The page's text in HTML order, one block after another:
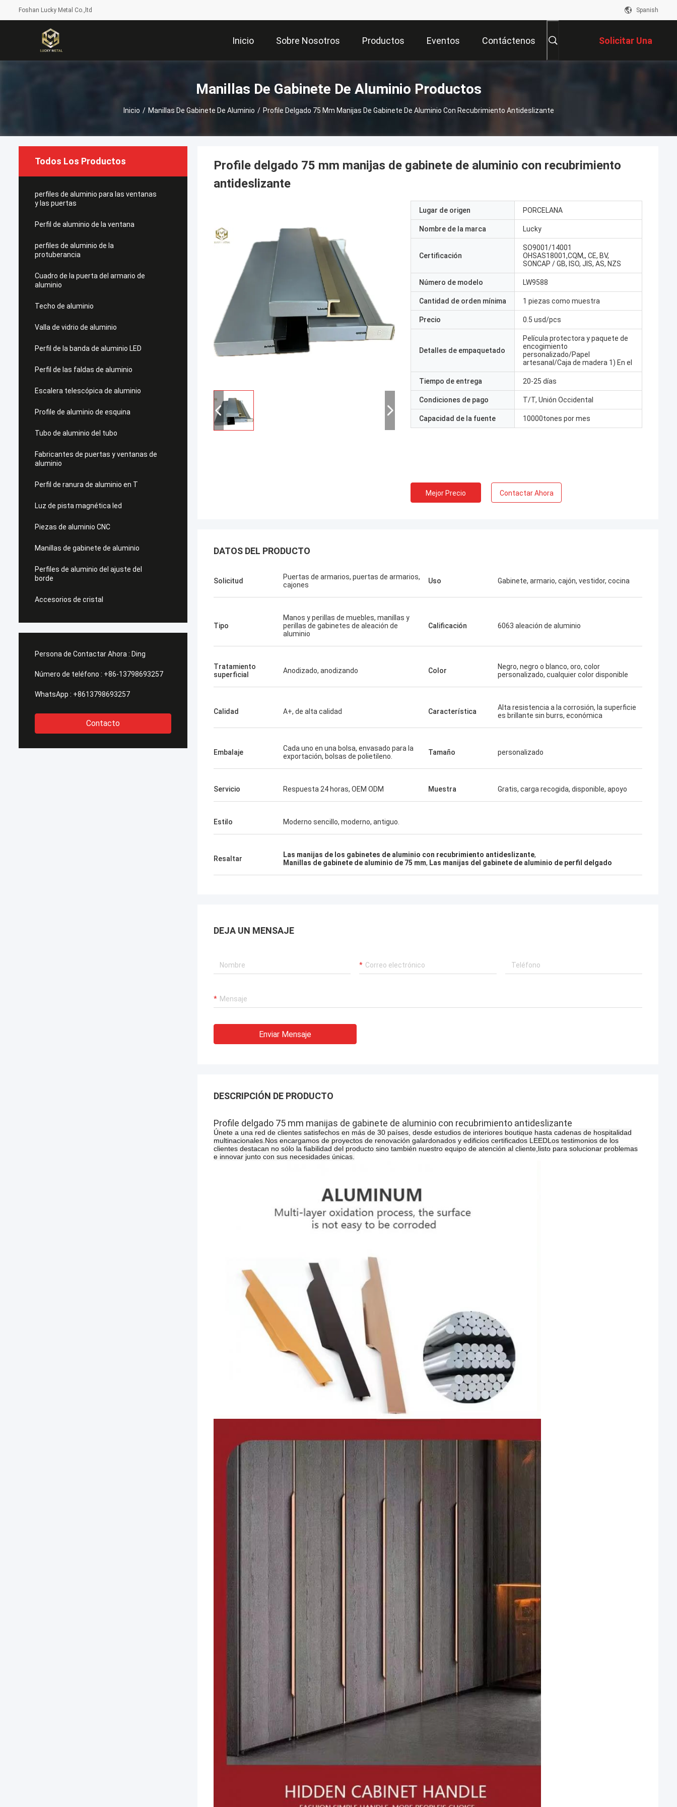
Foshan Lucky Metal Co.,ltd Spanish
Inicio Sobre Nosotros Productos Eventos Contáctenos Solicitar Una
Cotización
Manillas De Gabinete De Aluminio Productos
Inicio / Manillas De Gabinete De Aluminio / Profile Delgado 75 Mm Manijas De Gabinete De Aluminio Con Recubrimiento Antideslizante
Todos Los Productos
perfiles de aluminio para las ventanas
y las puertas
Perfil de aluminio de la ventana
perfiles de aluminio de la
protuberancia
Cuadro de la puerta del armario de
aluminio
Techo de aluminio
Valla de vidrio de aluminio
Perfil de la banda de aluminio LED
Perfil de las faldas de aluminio
Escalera telescópica de aluminio
Profile de aluminio de esquina
Tubo de aluminio del tubo
Fabricantes de puertas y ventanas de
aluminio
Perfil de ranura de aluminio en T
Luz de pista magnética led
Piezas de aluminio CNC
Manillas de gabinete de aluminio
Perfiles de aluminio del ajuste del
borde
Accesorios de cristal
Persona de Contactar Ahora : Ding
Número de teléfono : +86-13798693257
WhatsApp : +8613798693257
Contacto
Profile delgado 75 mm manijas de gabinete de aluminio con recubrimiento
antideslizante
Lugar de origen PORCELANA
Nombre de la marca Lucky
Certificación
SO9001/14001
OHSAS18001,CQM,, CE, BV,
SONCAP / GB, ISO, JIS, AS, NZS
Número de modelo LW9588
Cantidad de orden mínima 1 piezas como muestra
Precio 0.5 usd/pcs
Detalles de empaquetado
Película protectora y paquete de
encogimiento
personalizado/Papel
artesanal/Caja de madera 1) En el
Tiempo de entrega 20-25 días
Condiciones de pago T/T, Unión Occidental
Capacidad de la fuente 10000tones por mes
Mejor Precio Contactar Ahora
DATOS DEL PRODUCTO
Solicitud
Puertas de armarios, puertas de armarios,
cajones
Uso Gabinete, armario, cajón, vestidor, cocina
Tipo
Manos y perillas de muebles, manillas y
perillas de gabinetes de aleación de
aluminio
Calificación 6063 aleación de aluminio
Tratamiento
superficial
Anodizado, anodizando Color
Negro, negro o blanco, oro, color
personalizado, cualquier color disponible
Calidad A+, de alta calidad Característica
Alta resistencia a la corrosión, la superficie
es brillante sin burrs, económica
Embalaje
Cada uno en una bolsa, envasado para la
exportación, bolsas de polietileno.
Tamaño personalizado
Servicio Respuesta 24 horas, OEM ODM Muestra Gratis, carga recogida, disponible, apoyo
Estilo Moderno sencillo, moderno, antiguo.
Resaltar Las manijas de los gabinetes de aluminio con recubrimiento antideslizante,
Manillas de gabinete de aluminio de 75 mm, Las manijas del gabinete de aluminio de perfil delgado
DEJA UN MENSAJE
Enviar Mensaje
DESCRIPCIÓN DE PRODUCTO
Profile delgado 75 mm manijas de gabinete de aluminio con recubrimiento antideslizante
Únete a una red de clientes satisfechos en más de 30 países, desde estudios de interiores boutique hasta cadenas de hospitalidad
multinacionales.Nos encargamos de proyectos de renovación galardonados y edificios certificados LEEDLos testimonios de los
clientes destacan no sólo la fiabilidad del producto sino también nuestro equipo de atención al cliente,listo para solucionar problemas
e innovar junto con sus necesidades únicas.